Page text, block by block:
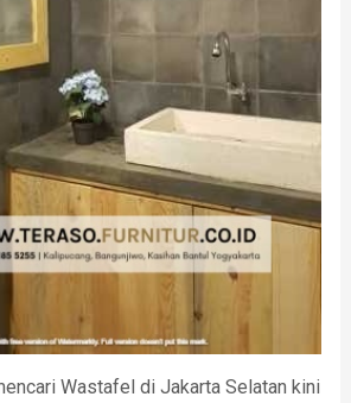
Wastafel di Jakarta Selatan kini